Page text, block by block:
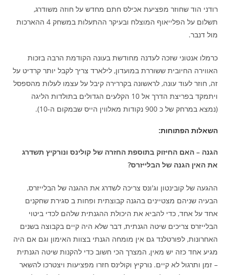
רודני הוד שחוזר מפציעת אכילס חתם מחדש על חוזה משודרג,
תשלום על הפלייאוף המוצלח ובעיקר ההתעלות במשחק 4 ההארכות
מול דנבר.
כרמלו אנטוני שזכה לעדנה מחודשת בעונה הקודמת הרבה בזכות
האווירה החיובית ששוררת במועדון, לילארד צריך לקבל יותר קרדיט על
זה, חוזר לעוד עונה, לראשונה בקררירה קיבל על עצמו לעלות מהספסל
ויתמקד בפריצת הדרך אל 10 הקלעים הגדולים בתולדות הליגה
(נמצא במרחק של כ 900 נקודות מאלווין הייס שבמקום ה-10).
השאלות הפתוחות:
הגנה – האם החיזוק בתוספת החזרה של קולינס ונורקיץ תשדרג
את האין הגנה של הבלייזרס?
ההגעה של קובינטון וג'ונס צריכה לשדרג את ההגנה של הבלייזרס,
הבעיה שניהם מצטיינים בהגנה קבוצתית ופחות ב סגירת שחקנים
אחד על אחד, כדי להביא את היכולת ההגנתית שלהם לכדי ביטוי
הבלייזרס צריכים שיטה הגנתית, דבר שלא היה קיים בקבוצה בשנים
האחרונות, לפורטלנד גם אין מומחה הגנתי בצוות האימון וגם אם היה
מגיע אחד כזה יש מאין, המצרך הכי חשוב כדי להקנות שיטה הגנתית
– זמן ותרגול לא קיים. נורקיץ וקולינס חזרו מפציעות ויצטרכו להשאר